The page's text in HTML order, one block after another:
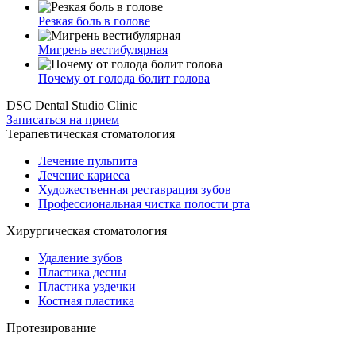
Резкая боль в голове
Мигрень вестибулярная
Почему от голода болит голова
DSC Dental Studio Clinic
Записаться на прием
Терапевтическая стоматология
Лечение пульпита
Лечение кариеса
Художественная реставрация зубов
Профессиональная чистка полости рта
Хирургическая стоматология
Удаление зубов
Пластика десны
Пластика уздечки
Костная пластика
Протезирование